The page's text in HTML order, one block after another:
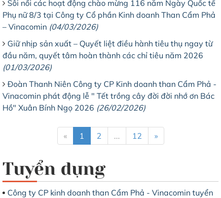
Sôi nổi các hoạt động chào mừng 116 năm Ngày Quốc tế
Phụ nữ 8/3 tại Công ty Cổ phần Kinh doanh Than Cẩm Phả
– Vinacomin (04/03/2026)
Giữ nhịp sản xuất – Quyết liệt điều hành tiêu thụ ngay từ
đầu năm, quyết tâm hoàn thành các chỉ tiêu năm 2026
(01/03/2026)
Đoàn Thanh Niên Công ty CP Kinh doanh than Cẩm Phả -
Vinacomin phát động lễ " Tết trồng cây đời đời nhớ ơn Bác
Hồ" Xuân Bính Ngọ 2026 (26/02/2026)
« 1 2 ... 12 »
Tuyển dụng
Công ty CP kinh doanh than Cẩm Phả - Vinacomin tuyển